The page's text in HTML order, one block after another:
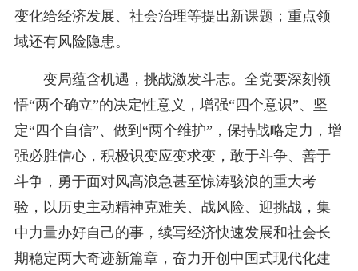
变化给经济发展、社会治理等提出新课题；重点领
域还有风险隐患。
变局蕴含机遇，挑战激发斗志。全党要深刻领
悟“两个确立”的决定性意义，增强“四个意识”、坚
定“四个自信”、做到“两个维护”，保持战略定力，增
强必胜信心，积极识变应变求变，敢于斗争、善于
斗争，勇于面对风高浪急甚至惊涛骇浪的重大考
验，以历史主动精神克难关、战风险、迎挑战，集
中力量办好自己的事，续写经济快速发展和社会长
期稳定两大奇迹新篇章，奋力开创中国式现代化建